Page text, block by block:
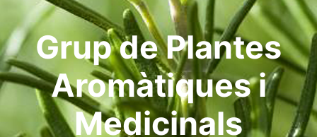
contentGrup de Plantes
Aromàtiques i
Medicinals